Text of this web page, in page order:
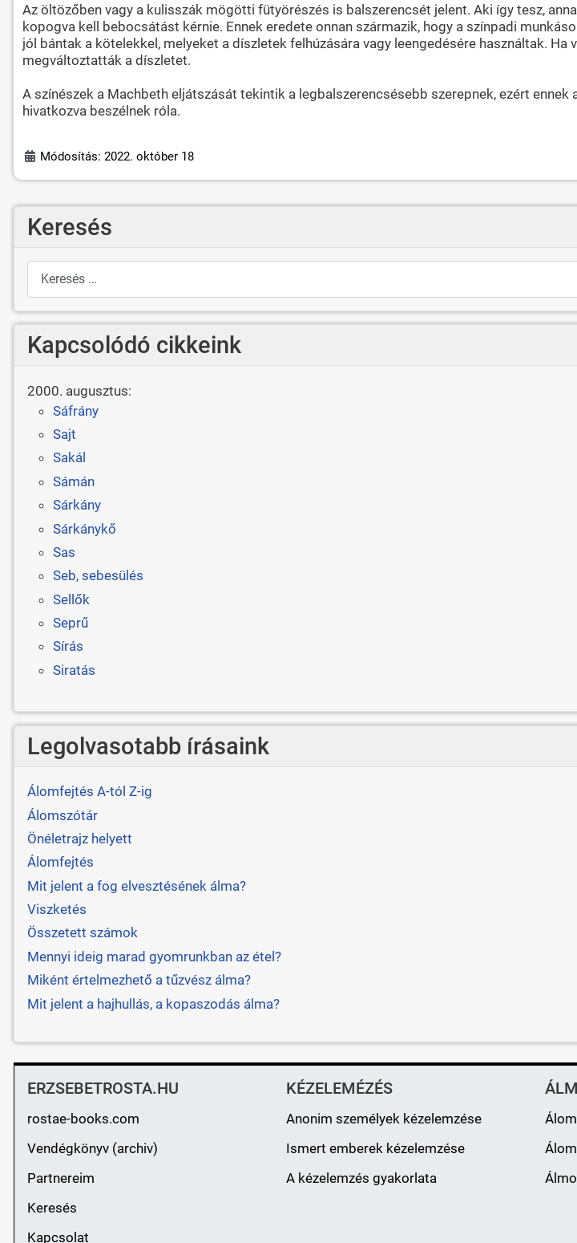
Az öltözőben vagy a kulisszák mögötti fütyörészés is balszerencsét jelent. Aki így tesz,
kopogva kell bebocsátást kérnie. Ennek eredete onnan származik, hogy a színpadi
jól bántak a kötelekkel, melyeket a díszletek felhúzására vagy leengedésére használtak.
megváltoztatták a díszletet.
A színészek a Machbeth eljátszását tekintik a legbalszerencsésebb szerepnek, ezért
hivatkozva beszélnek róla.
Módosítás: 2022. október 18
Keresés
Keresés
Kapcsolódó cikkeink
2000. augusztus:
Sáfrány
Sajt
Sakál
Sámán
Sárkány
Sárkánykő
Sas
Seb, sebesülés
Sellők
Seprű
Sírás
Siratás
Legolvasotabb írásaink
Álomfejtés A-tól Z-ig
Álomszótár
Önéletrajz helyett
Álomfejtés
Mit jelent a fog elvesztésének álma?
Viszketés
Összetett számok
Mennyi ideig marad gyomrunkban az étel?
Miként értelmezhető a tűzvész álma?
Mit jelent a hajhullás, a kopaszodás álma?
ERZSEBETROSTA.HU
rostae-books.com
Vendégkönyv (archiv)
Partnereim
Keresés
Kapcsolat
KÉZELEMÉZÉS
Anonim személyek kézelemzése
Ismert emberek kézelemzése
A kézelemzés gyakorlata